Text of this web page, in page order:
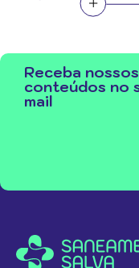
Receba nossos
conteúdos no
mail